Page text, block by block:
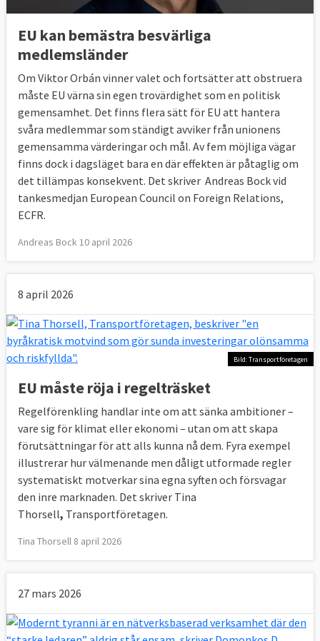
EU kan bemästra besvärliga
medlemsländer
Om Viktor Orbán vinner valet och fortsätter att obstruera
måste EU värna sin egen trovärdighet som en politisk
gemensamhet. Det finns flera sätt för EU att hantera
svåra medlemmar som ständigt avviker från unionens
gemensamma värderingar och mål. Av fem möjliga vägar
finns dock i dagsläget bara en där effekten är påtaglig om
det tillämpas konsekvent. Det skriver Andreas Bock vid
tankesmedjan European Council on Foreign Relations,
ECFR.
Andreas Bock 10 april 2026
8 april 2026
Bild: Transportföretagen
EU måste röja i regelträsket
Regelförenkling handlar inte om att sänka ambitioner –
vare sig för klimat eller ekonomi – utan om att skapa
förutsättningar för att alls kunna nå dem. Fyra exempel
illustrerar hur välmenande men dåligt utformade regler
systematiskt motverkar sina egna syften och försvagar
den inre marknaden. Det skriver Tina
Thorsell, Transportföretagen.
Tina Thorsell 8 april 2026
27 mars 2026